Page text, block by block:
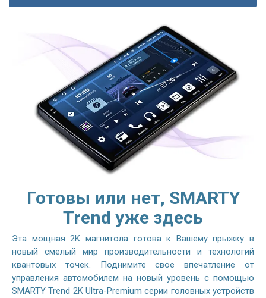
Готовы или нет, SMARTY
Trend уже здесь
Эта мощная 2K магнитола готова к Вашему прыжку в
новый смелый мир производительности и технологий
квантовых точек. Поднимите свое впечатление от
управления автомобилем на новый уровень с помощью
SMARTY Trend 2K Ultra-Premium серии головных устройств